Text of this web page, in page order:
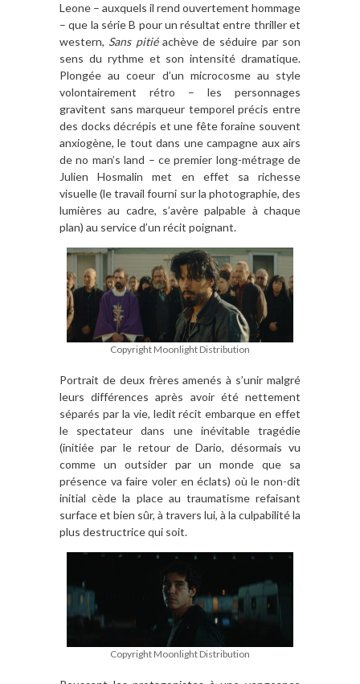
Leone – auxquels il rend ouvertement hommage
– que la série B pour un résultat entre thriller et
western, Sans pitiéachève de séduire par son
sens du rythme et son intensité dramatique.
Plongée au coeur d’un microcosme au style
volontairement rétro – les personnages
gravitent sans marqueur temporel précis entre
des docks décrépis et une fête foraine souvent
anxiogène, le tout dans une campagne aux airs
de no man’s land – ce premier long-métrage de
Julien Hosmalin met en effet sa richesse
visuelle (le travail fourni sur la photographie, des
lumières au cadre, s’avère palpable à chaque
plan) au service d’un récit poignant.
Copyright Moonlight Distribution
Portrait de deux frères amenés à s’unir malgré
leurs différences après avoir été nettement
séparés par la vie, ledit récit embarque en effet
le spectateur dans une inévitable tragédie
(initiée par le retour de Dario, désormais vu
comme un outsider par un monde que sa
présence va faire voler en éclats) où le non-dit
initial cède la place au traumatisme refaisant
surface et bien sûr, à travers lui, à la culpabilité la
plus destructrice qui soit.
Copyright Moonlight Distribution